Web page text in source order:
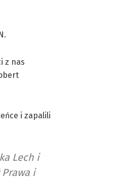
z nas
i zapalili
Lech i
i